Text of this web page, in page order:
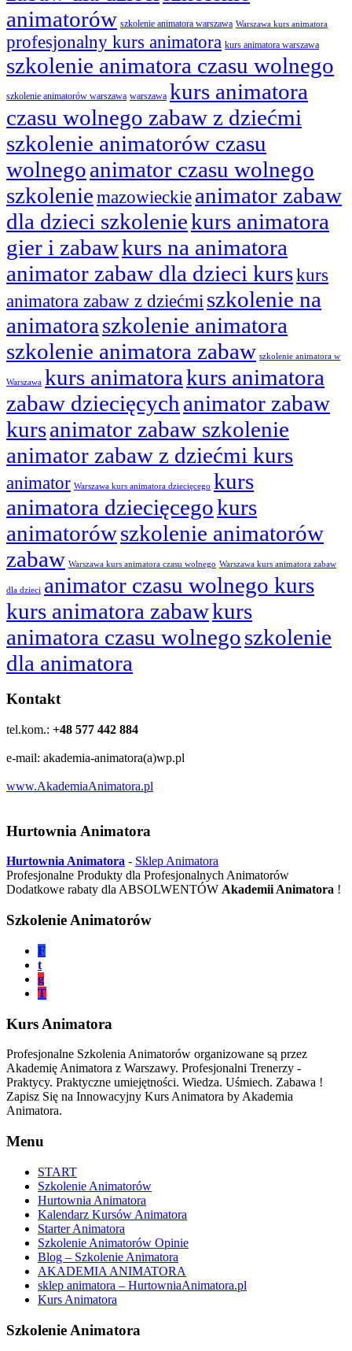
animatorów szkolenie animatora warszawa Warszawa kurs animatora
profesjonalny kurs animatora kurs animatora warszawa
szkolenie animatora czasu wolnego
szkolenie animatorów warszawa warszawa kurs animatora
czasu wolnego zabaw z dziećmi
szkolenie animatorów czasu
wolnegoanimator czasu wolnego
szkolenie mazowieckie animator zabaw
dla dzieci szkoleniekurs animatora
gier i zabawkurs na animatora
animator zabaw dla dzieci kurskurs
animatora zabaw z dziećmi szkolenie na
animatora szkolenie animatora
szkolenie animatora zabaw szkolenie animatora w
Warszawa kurs animatorakurs animatora
zabaw dziecięcych animator zabaw
kursanimator zabaw szkolenie
animator zabaw z dziećmi kurs
animator Warszawa kurs animatora dziecięcego kurs
animatora dziecięcegokurs
animatorówszkolenie animatorów
zabaw Warszawa kurs animatora czasu wolnego Warszawa kurs animatora zabaw
dla dzieci animator czasu wolnego kurs
kurs animatora zabawkurs
animatora czasu wolnegoszkolenie
dla animatora
Kontakt
tel.kom.: +48 577 442 884
e-mail: akademia-animatora(a)wp.pl
www.AkademiaAnimatora.pl
Hurtownia Animatora
Hurtownia Animatora - Sklep Animatora
Profesjonalne Produkty dla Profesjonalnych Animatorów
Dodatkowe rabaty dla ABSOLWENTÓW Akademii Animatora !
Szkolenie Animatorów
F
t
g
T
Kurs Animatora
Profesjonalne Szkolenia Animatorów organizowane są przez
Akademię Animatora z Warszawy. Profesjonalni Trenerzy -
Praktycy. Praktyczne umiejętności. Wiedza. Uśmiech. Zabawa !
Zapisz Się na Innowacyjny Kurs Animatora by Akademia
Animatora.
Menu
START
Szkolenie Animatorów
Hurtownia Animatora
Kalendarz Kursów Animatora
Starter Animatora
Szkolenie Animatorów Opinie
Blog – Szkolenie Animatora
AKADEMIA ANIMATORA
sklep animatora – HurtowniaAnimatora.pl
Kurs Animatora
Szkolenie Animatora